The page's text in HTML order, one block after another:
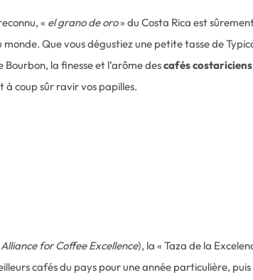
« el grano de oro» du Costa Rica est
Que vous dégustiez une petite tasse de
Bourbon, la finesse et l’arôme descafés
à coup sûr ravir vos papilles.
Alliance for Coffee Excellence), la « Taza de la
cafés du pays pour une année particulière,